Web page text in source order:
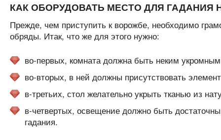
КАК ОБОРУДОВАТЬ МЕСТО ДЛЯ ГАДАНИЯ
Прежде, чем приступить к ворожбе, необходимо
обряды. Итак, что же для этого нужно:
во-первых, комната должна быть неким
во-вторых, в ней должны присутствовать
в-третьих, стол желательно укрыть тканью из
в-четвертых, освещение должно быть
гадания.